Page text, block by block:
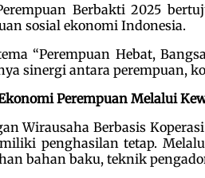
Berbakti 2025
sosial ekonomi Indonesia.
“Perempuan Hebat,
sinergi antara perempuan,
Perempuan Melalui
Wirausaha Berbasis
penghasilan tetap.
bahan baku, teknik